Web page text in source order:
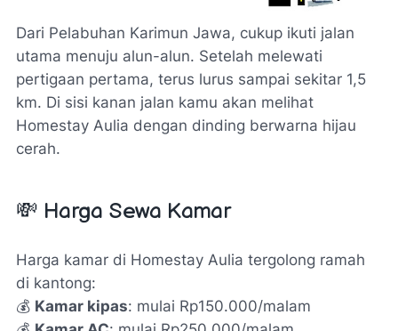
Dari Pelabuhan Karimun Jawa, cukup ikuti jalan
utama menuju alun-alun. Setelah melewati
pertigaan pertama, terus lurus sampai sekitar 1,5
km. Di sisi kanan jalan kamu akan melihat
Homestay Aulia dengan dinding berwarna hijau
cerah.
💸 Harga Sewa Kamar
Harga kamar di Homestay Aulia tergolong ramah
di kantong:
💰 Kamar kipas: mulai Rp150.000/malam